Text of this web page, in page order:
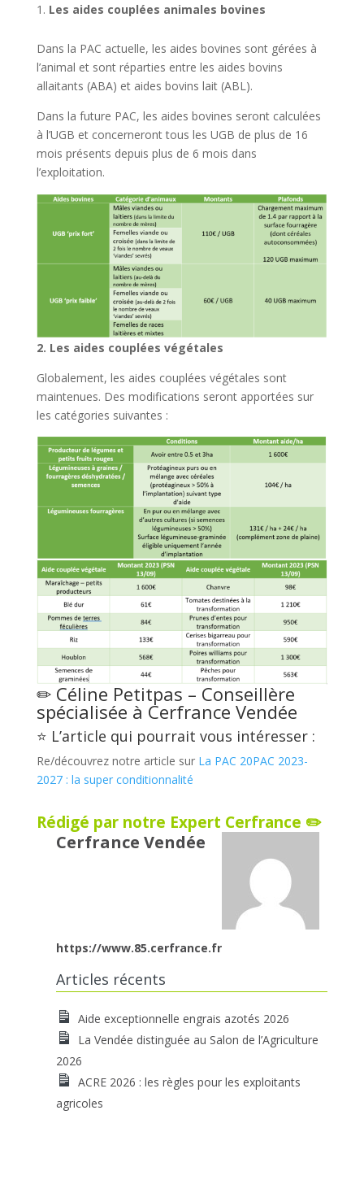
Les aides couplées animales bovines
Dans la PAC actuelle, les aides bovines sont gérées à
l’animal et sont réparties entre les aides bovins
allaitants (ABA) et aides bovins lait (ABL).
Dans la future PAC, les aides bovines seront calculées
à l’UGB et concerneront tous les UGB de plus de 16
mois présents depuis plus de 6 mois dans
l’exploitation.
2. Les aides couplées végétales
Globalement, les aides couplées végétales sont
maintenues. Des modifications seront apportées sur
les catégories suivantes :
✏ Céline Petitpas – Conseillère
spécialisée à Cerfrance Vendée
⭐ L’article qui pourrait vous intéresser :
Re/découvrez notre article sur La PAC 20PAC 2023-
2027 : la super conditionnalité
Rédigé par notre Expert Cerfrance ✏️
Cerfrance Vendée
https://www.85.cerfrance.fr
Articles récents
Aide exceptionnelle engrais azotés 2026
La Vendée distinguée au Salon de l’Agriculture
2026
ACRE 2026 : les règles pour les exploitants
agricoles